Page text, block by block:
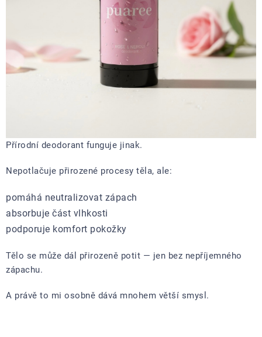
Přírodní deodorant funguje jinak.
Nepotlačuje přirozené procesy těla, ale:
pomáhá neutralizovat zápach
absorbuje část vlhkosti
podporuje komfort pokožky
Tělo se může dál přirozeně potit — jen bez nepříjemného
zápachu.
A právě to mi osobně dává mnohem větší smysl.